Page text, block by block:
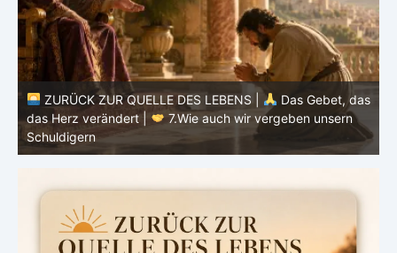
ZURÜCK ZUR QUELLE DES LEBENS |
Das Gebet, das
das Herz verändert |
7.Wie auch wir vergeben unsern
Schuldigern